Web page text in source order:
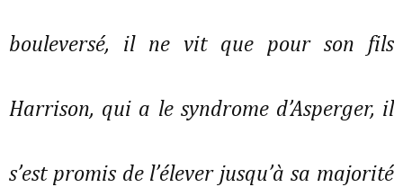
bouleversé, il ne vit que pour son fils
Harrison, qui a le syndrome d’Asperger, il
s’est promis de l’élever jusqu’à sa majorité